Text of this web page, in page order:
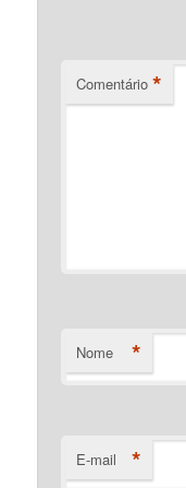
Comentário *
Nome *
E-mail *